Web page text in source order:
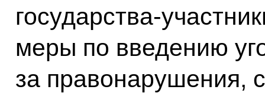
государства-
меры по введению
за правонарушения,